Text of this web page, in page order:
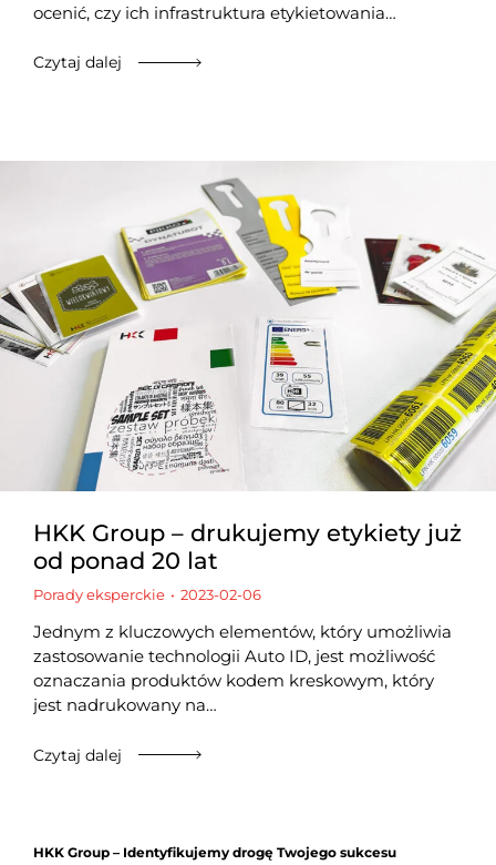
ocenić, czy ich infrastruktura etykietowania…
Czytaj dalej
HKK Group – drukujemy etykiety już
od ponad 20 lat
Porady eksperckie 2023-02-06
Jednym z kluczowych elementów, który umożliwia
zastosowanie technologii Auto ID, jest możliwość
oznaczania produktów kodem kreskowym, który
jest nadrukowany na…
Czytaj dalej
HKK Group – Identyfikujemy drogę Twojego sukcesu